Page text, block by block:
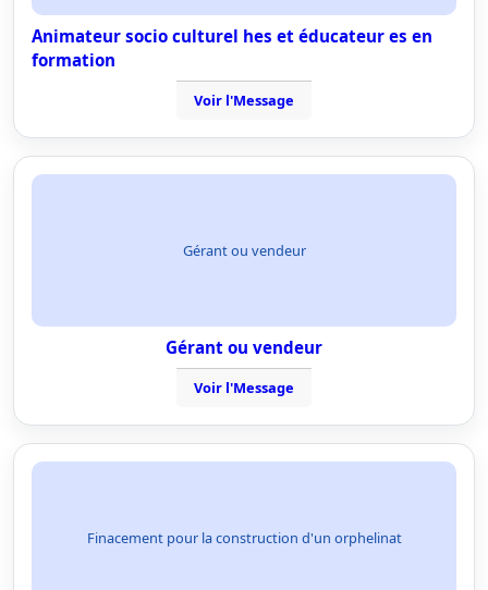
Animateur socio culturel hes et éducateur es en
formation
Voir l'Message
Gérant ou vendeur
Gérant ou vendeur
Voir l'Message
Finacement pour la construction d'un orphelinat